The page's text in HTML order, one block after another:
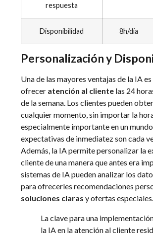
respuesta
Disponibilidad 8h/día
Personalización y
Una de las mayores ventajas de la IA
ofrecer atención al cliente las 24
de la semana. Los clientes pueden
cualquier momento, sin importar la
especialmente importante en un
expectativas de inmediatez son cada
Además, la IA permite personalizar la
cliente de una manera que antes era
sistemas de IA pueden analizar los
para ofrecerles recomendaciones
soluciones claras y ofertas especiales.
La clave para una
la IA en la atención al cliente